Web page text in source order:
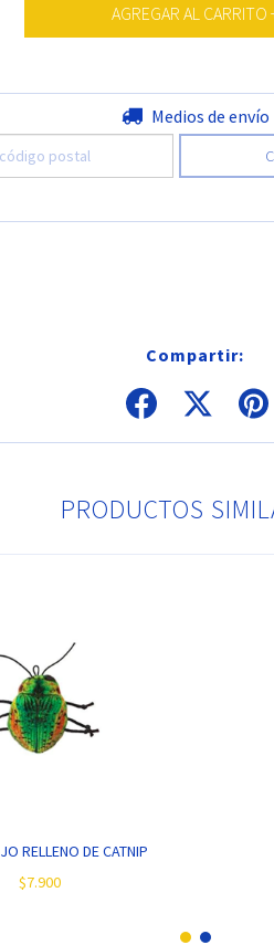
Medios de envío
Compartir:
PRODUCTOS
RELLENO DE CATNIP
$7.900